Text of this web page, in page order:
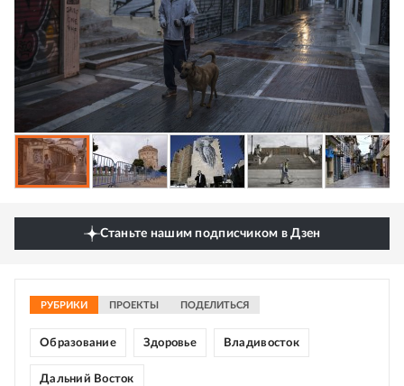
Станьте нашим подписчиком в Дзен
РУБРИКИ ПРОЕКТЫ ПОДЕЛИТЬСЯ
Образование Здоровье Владивосток
Дальний Восток